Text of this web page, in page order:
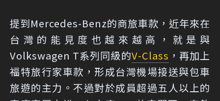
提到Mercedes-Benz的商旅車款，近年來在
台灣的能見度也越來越高，就是與
Volkswagen T系列同級的V-Class ，再加上
福特旅行家車款，形成台灣機場接送與包車
旅遊的主力。不過對於成員超過五人以上的